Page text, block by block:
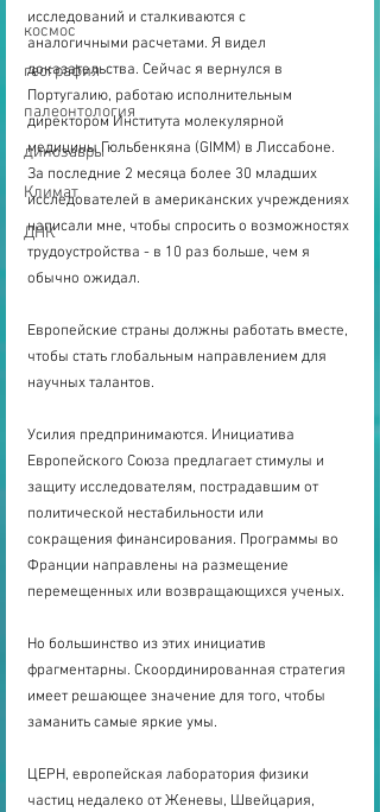
космос
география
палеонтология
динозавры
Климат
ДНК
исследований и сталкиваются с
аналогичными расчетами. Я видел
доказательства. Сейчас я вернулся в
Португалию, работаю исполнительным
директором Института молекулярной
медицины Гюльбенкяна (GIMM) в Лиссабоне.
За последние 2 месяца более 30 младших
исследователей в американских учреждениях
написали мне, чтобы спросить о возможностях
трудоустройства - в 10 раз больше, чем я
обычно ожидал.
Европейские страны должны работать вместе,
чтобы стать глобальным направлением для
научных талантов.
Усилия предпринимаются. Инициатива
Европейского Союза предлагает стимулы и
защиту исследователям, пострадавшим от
политической нестабильности или
сокращения финансирования. Программы во
Франции направлены на размещение
перемещенных или возвращающихся ученых.
Но большинство из этих инициатив
фрагментарны. Скоординированная стратегия
имеет решающее значение для того, чтобы
заманить самые яркие умы.
ЦЕРН, европейская лаборатория физики
частиц недалеко от Женевы, Швейцария,